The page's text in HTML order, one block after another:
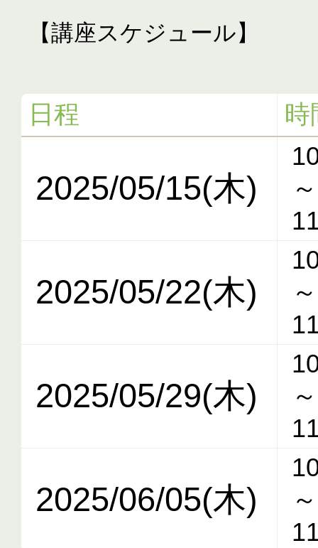
【講座スケジュール】
日程 時
2025/05/15(木)
～
2025/05/22(木)
～
2025/05/29(木)
～
2025/06/05(木)
～